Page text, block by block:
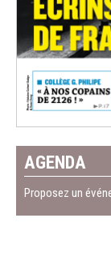
AGENDA
Proposez un